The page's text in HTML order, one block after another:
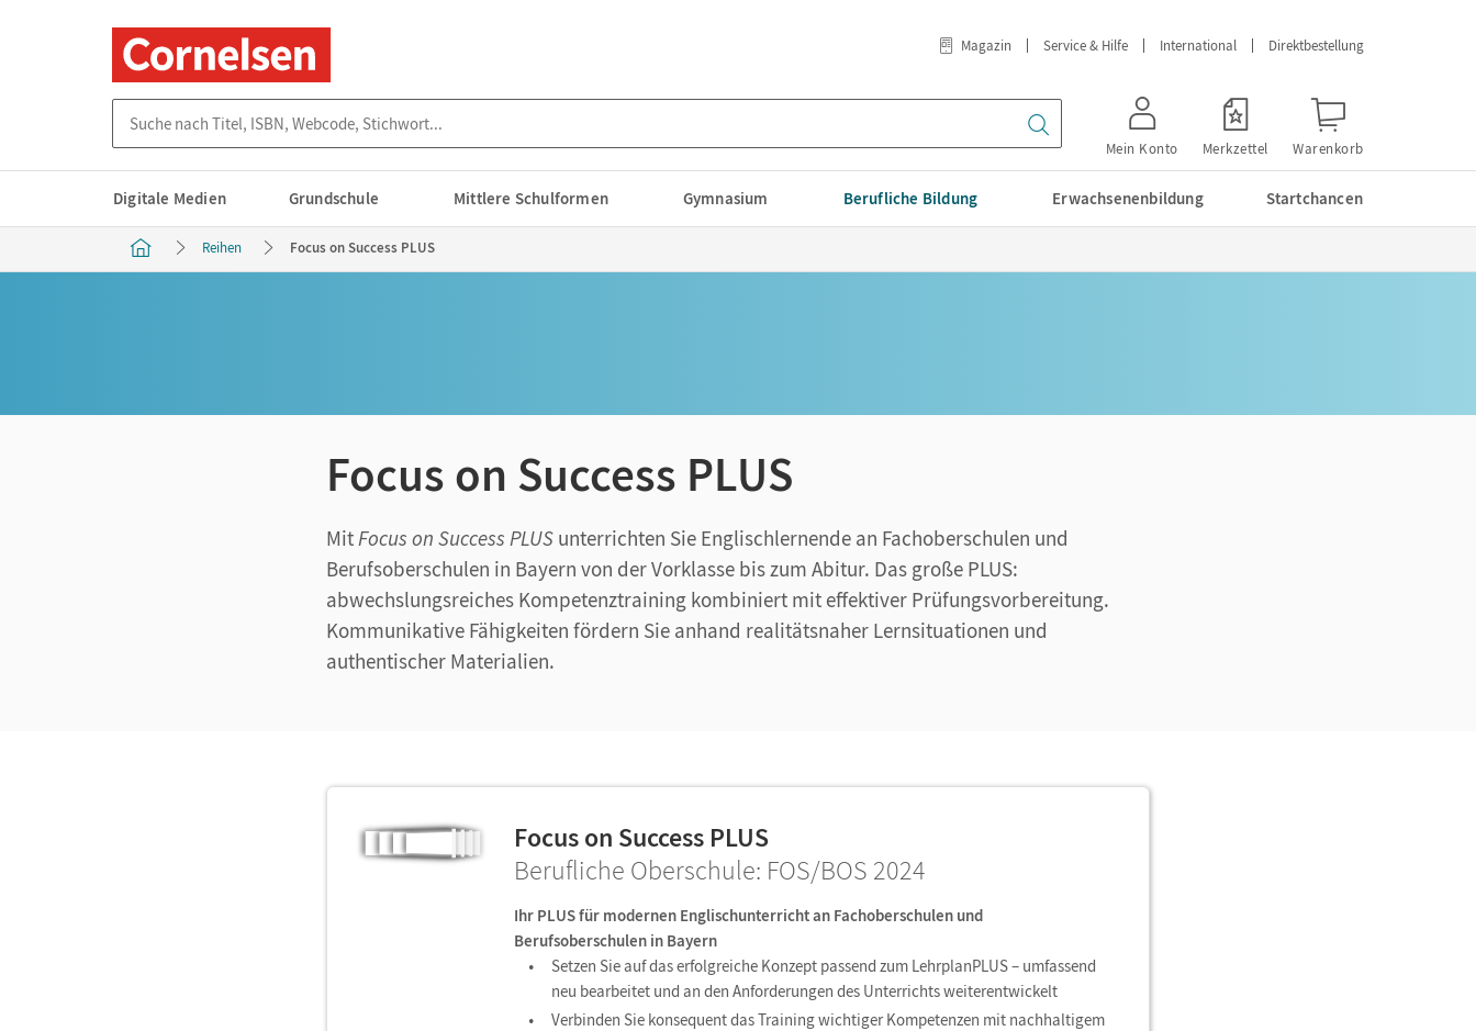
Magazin Service & Hilfe International Direktbestellung
Mein Konto Merkzettel Warenkorb
Digitale Medien Grundschule Mittlere Schulformen Gymnasium Berufliche Bildung Erwachsenenbildung Startchancen
Reihen Focus on Success PLUS
Focus on Success PLUS
MitFocus on Success PLUS unterrichten Sie Englischlernende an Fachoberschulen und
Berufsoberschulen in Bayern von der Vorklasse bis zum Abitur. Das große PLUS:
abwechslungsreiches Kompetenztraining kombiniert mit effektiver Prüfungsvorbereitung.
Kommunikative Fähigkeiten fördern Sie anhand realitätsnaher Lernsituationen und
authentischer Materialien.
Focus on Success PLUS
Berufliche Oberschule: FOS/BOS 2024
Ihr PLUS für modernen Englischunterricht an Fachoberschulen und
Berufsoberschulen in Bayern
Setzen Sie auf das erfolgreiche Konzept passend zum LehrplanPLUS – umfassend
neu bearbeitet und an den Anforderungen des Unterrichts weiterentwickelt
Verbinden Sie konsequent das Training wichtiger Kompetenzen mit nachhaltigem